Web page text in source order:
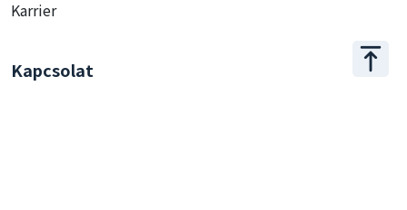
Karrier
Kapcsolat